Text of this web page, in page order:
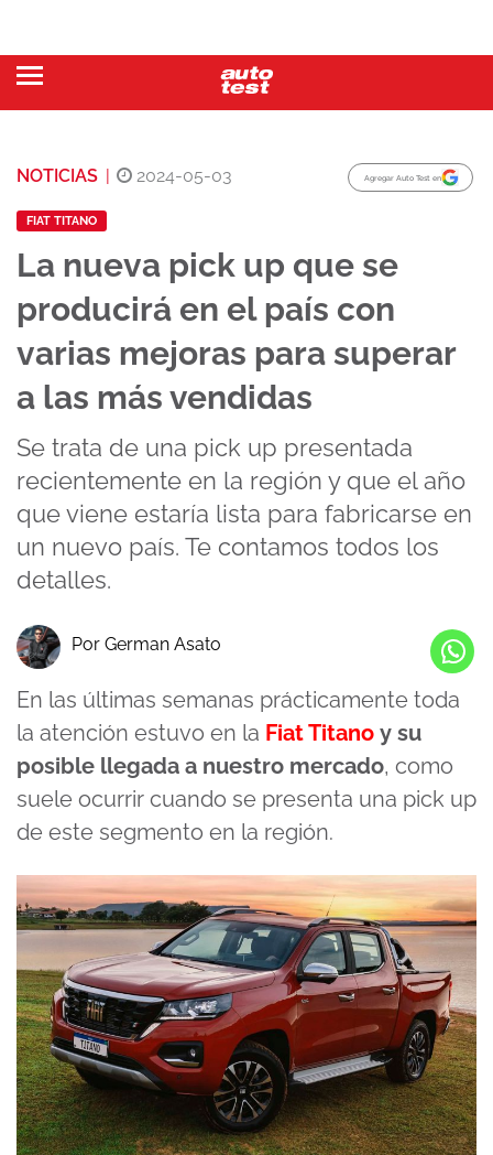
NOTICIAS | 2024-05-03 Agregar Auto Test en
FIAT TITANO
La nueva pick up que se
producirá en el país con
varias mejoras para superar
a las más vendidas
Se trata de una pick up presentada
recientemente en la región y que el año
que viene estaría lista para fabricarse en
un nuevo país. Te contamos todos los
detalles.
Por German Asato
En las últimas semanas prácticamente toda
la atención estuvo en la Fiat Titano y su
posible llegada a nuestro mercado, como
suele ocurrir cuando se presenta una pick up
de este segmento en la región.